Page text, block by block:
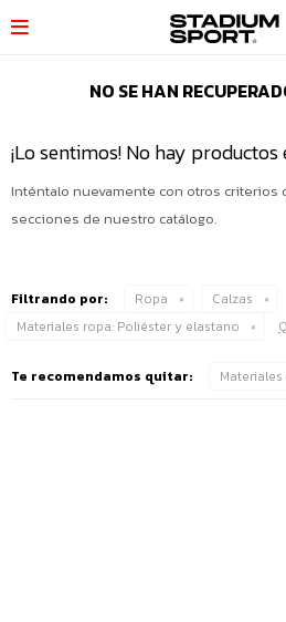

NO SE HAN
¡Lo sentimos! No hay productos
Inténtalo nuevamente con otros criterios
secciones de nuestro catálogo.
Filtrando por: Ropa
Calzas
Materiales ropa: Poliéster y elastano
Te recomendamos quitar: